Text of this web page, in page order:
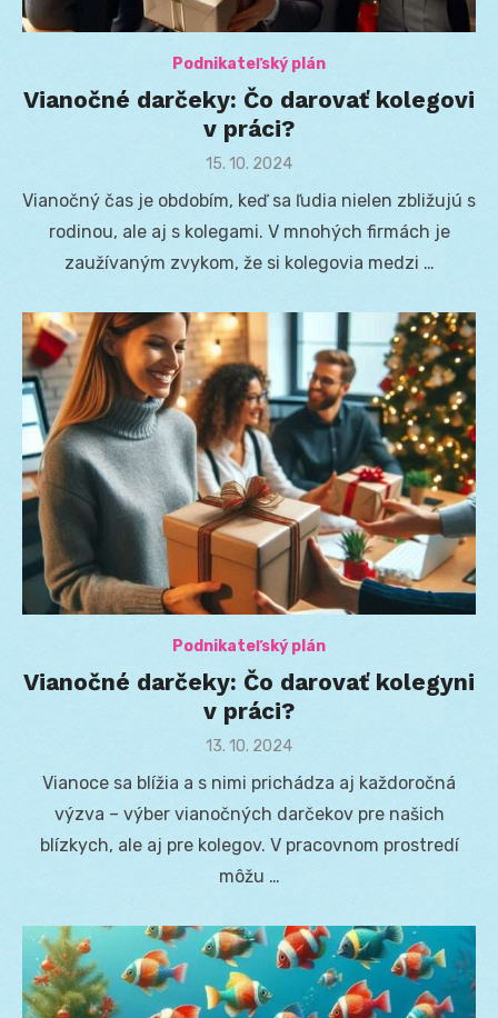
Podnikateľský plán
Vianočné darčeky: Čo darovať kolegovi
v práci?
Posted
15. 10. 2024
Vianočný čas je obdobím, keď sa ľudia nielen zbližujú s
rodinou, ale aj s kolegami. V mnohých firmách je
zaužívaným zvykom, že si kolegovia medzi …
Podnikateľský plán
Vianočné darčeky: Čo darovať kolegyni
v práci?
Posted
13. 10. 2024
Vianoce sa blížia a s nimi prichádza aj každoročná
výzva – výber vianočných darčekov pre našich
blízkych, ale aj pre kolegov. V pracovnom prostredí
môžu …